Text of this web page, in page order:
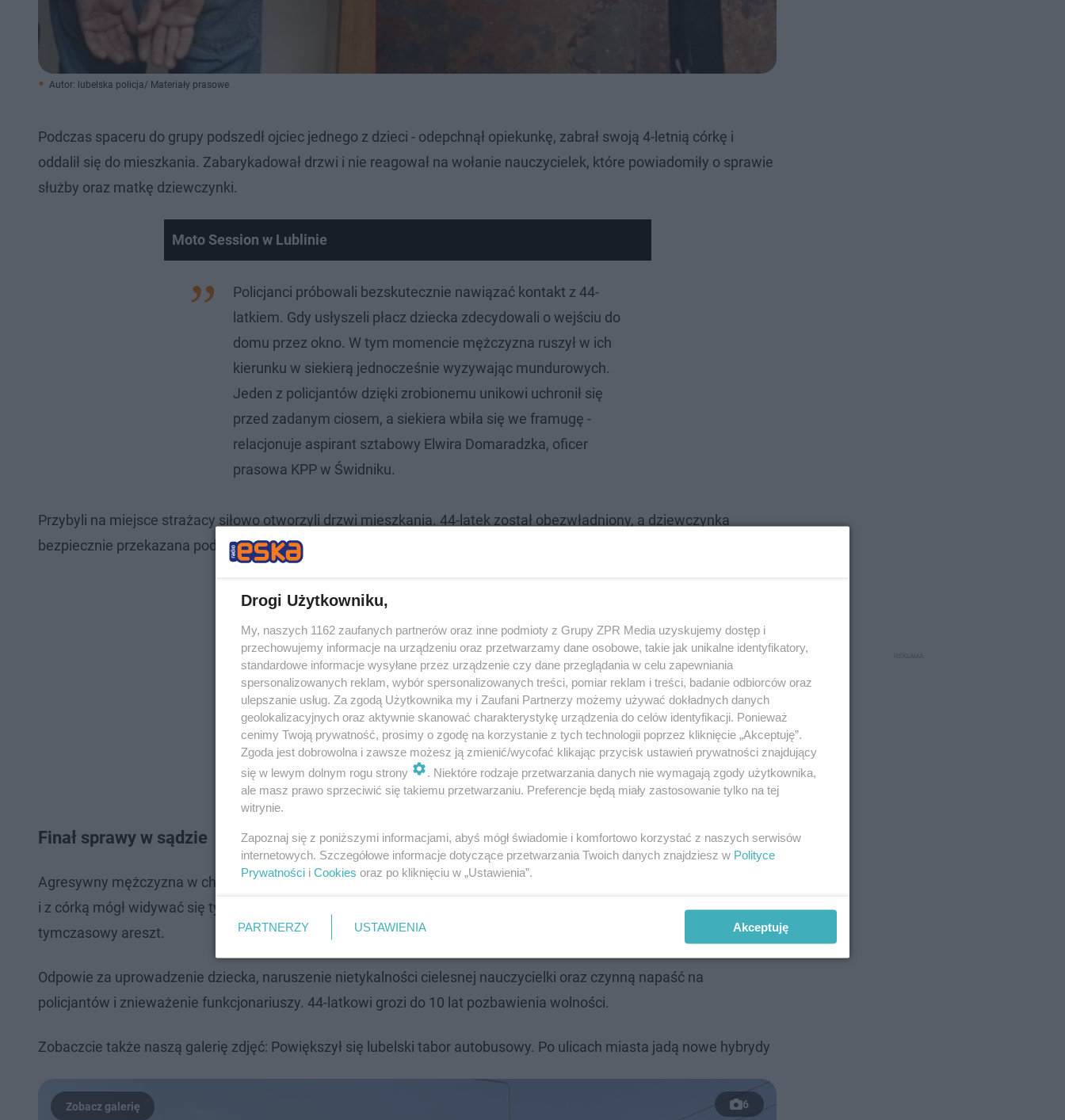
Autor: lubelska policja/ Materiały prasowe
Podczas spaceru do grupy podszedł ojciec jednego z dzieci - odepchnął opiekunkę, zabrał swoją 4-letnią córkę i
oddalił się do mieszkania. Zabarykadował drzwi i nie reagował na wołanie nauczycielek, które powiadomiły o sprawie
służby oraz matkę dziewczynki.
Moto Session w Lublinie
Policjanci próbowali bezskutecznie nawiązać kontakt z 44-
latkiem. Gdy usłyszeli płacz dziecka zdecydowali o wejściu do
domu przez okno. W tym momencie mężczyzna ruszył w ich
kierunku w siekierą jednocześnie wyzywając mundurowych.
Jeden z policjantów dzięki zrobionemu unikowi uchronił się
przed zadanym ciosem, a siekiera wbiła się we framugę -
relacjonuje aspirant sztabowy Elwira Domaradzka, oficer
prasowa KPP w Świdniku.
Przybyli na miejsce strażacy siłowo otworzyli drzwi mieszkania. 44-latek został obezwładniony, a dziewczynka
bezpiecznie przekazana pod opiekę rodziny.
Finał sprawy w sądzie
Agresywny mężczyzna w chwili zdarzenia był trzeźwy. Według informacji służb miał ograniczoną władzę rodzicielską
i z córką mógł widywać się tylko podczas obecności kuratora. Usłyszał już zarzuty, sąd zastosował też wobec niego
tymczasowy areszt.
Odpowie za uprowadzenie dziecka, naruszenie nietykalności cielesnej nauczycielki oraz czynną napaść na
policjantów i znieważenie funkcjonariuszy. 44-latkowi grozi do 10 lat pozbawienia wolności.
Zobaczcie także naszą galerię zdjęć: Powiększył się lubelski tabor autobusowy. Po ulicach miasta jadą nowe hybrydy
6
Drogi Użytkowniku,
My, naszych 1162 zaufanych partnerów oraz inne podmioty z Grupy ZPR Media uzyskujemy dostęp i
przechowujemy informacje na urządzeniu oraz przetwarzamy dane osobowe, takie jak unikalne identyfikatory,
standardowe informacje wysyłane przez urządzenie czy dane przeglądania w celu zapewniania
spersonalizowanych reklam, wybór spersonalizowanych treści, pomiar reklam i treści, badanie odbiorców oraz
ulepszanie usług. Za zgodą Użytkownika my i Zaufani Partnerzy możemy używać dokładnych danych
geolokalizacyjnych oraz aktywnie skanować charakterystykę urządzenia do celów identyfikacji. Ponieważ
cenimy Twoją prywatność, prosimy o zgodę na korzystanie z tych technologii poprzez kliknięcie „Akceptuję”.
Zgoda jest dobrowolna i zawsze możesz ją zmienić/wycofać klikając przycisk ustawień prywatności znajdujący
się w lewym dolnym rogu strony
. Niektóre rodzaje przetwarzania danych nie wymagają zgody użytkownika,
ale masz prawo sprzeciwić się takiemu przetwarzaniu. Preferencje będą miały zastosowanie tylko na tej
witrynie.
Zapoznaj się z poniższymi informacjami, abyś mógł świadomie i komfortowo korzystać z naszych serwisów
internetowych. Szczegółowe informacje dotyczące przetwarzania Twoich danych znajdziesz w Polityce
Prywatności i Cookies oraz po kliknięciu w „Ustawienia”.
PARTNERZY USTAWIENIA Akceptuję